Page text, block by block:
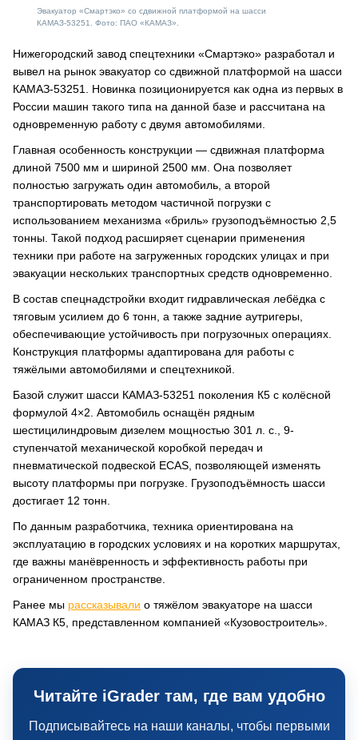
Эвакуатор «Смартэко» со сдвижной платформой на шасси
КАМАЗ-53251. Фото: ПАО «КАМАЗ».
Нижегородский завод спецтехники «Смартэко» разработал и
вывел на рынок эвакуатор со сдвижной платформой на шасси
КАМАЗ-53251. Новинка позиционируется как одна из первых в
России машин такого типа на данной базе и рассчитана на
одновременную работу с двумя автомобилями.
Главная особенность конструкции — сдвижная платформа
длиной 7500 мм и шириной 2500 мм. Она позволяет
полностью загружать один автомобиль, а второй
транспортировать методом частичной погрузки с
использованием механизма «бриль» грузоподъёмностью 2,5
тонны. Такой подход расширяет сценарии применения
техники при работе на загруженных городских улицах и при
эвакуации нескольких транспортных средств одновременно.
В состав спецнадстройки входит гидравлическая лебёдка с
тяговым усилием до 6 тонн, а также задние аутригеры,
обеспечивающие устойчивость при погрузочных операциях.
Конструкция платформы адаптирована для работы с
тяжёлыми автомобилями и спецтехникой.
Базой служит шасси КАМАЗ-53251 поколения К5 с колёсной
формулой 4×2. Автомобиль оснащён рядным
шестицилиндровым дизелем мощностью 301 л. с., 9-
ступенчатой механической коробкой передач и
пневматической подвеской ECAS, позволяющей изменять
высоту платформы при погрузке. Грузоподъёмность шасси
достигает 12 тонн.
По данным разработчика, техника ориентирована на
эксплуатацию в городских условиях и на коротких маршрутах,
где важны манёвренность и эффективность работы при
ограниченном пространстве.
Ранее мы рассказывали о тяжёлом эвакуаторе на шасси
КАМАЗ К5, представленном компанией «Кузовостроитель».
Читайте iGrader там, где вам удобно
Подписывайтесь на наши каналы, чтобы первыми